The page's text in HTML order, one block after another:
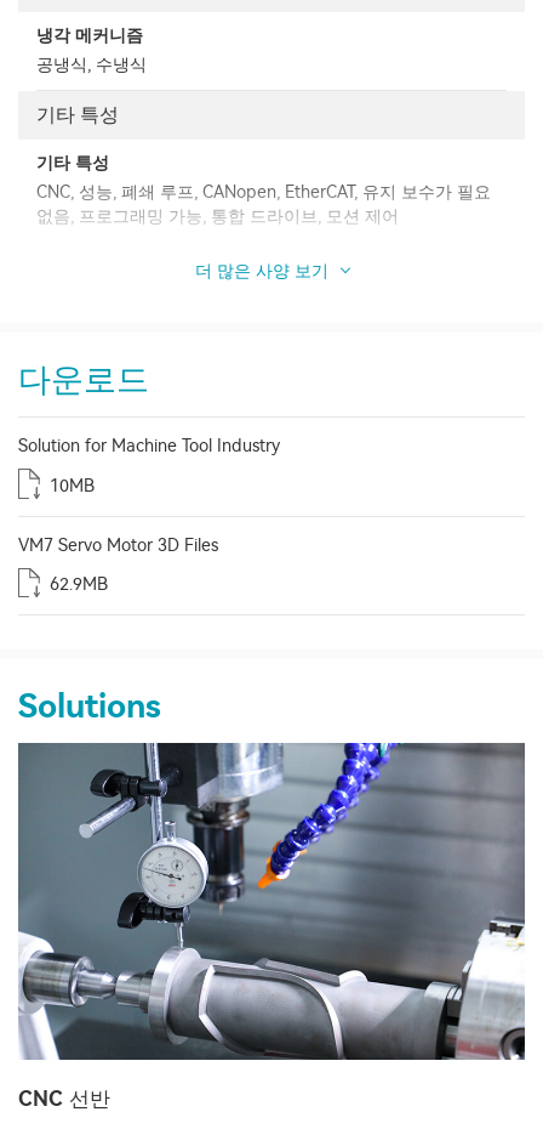
냉각 메커니즘
공냉식, 수냉식
기타 특성
기타 특성
CNC, 성능, 폐쇄 루프, CANopen, EtherCAT, 유지 보수가 필요
없음, 프로그래밍 가능, 통합 드라이브, 모션 제어
더 많은 사양 보기
다운로드
Solution for Machine Tool Industry
10MB
VM7 Servo Motor 3D Files
62.9MB
Solutions
CNC 선반